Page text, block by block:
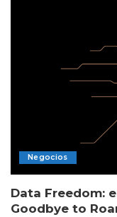
Negocios
Data Freedom:
Goodbye to